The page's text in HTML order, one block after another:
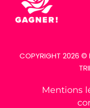
COPYRIGHT 2026 ©
Mentions